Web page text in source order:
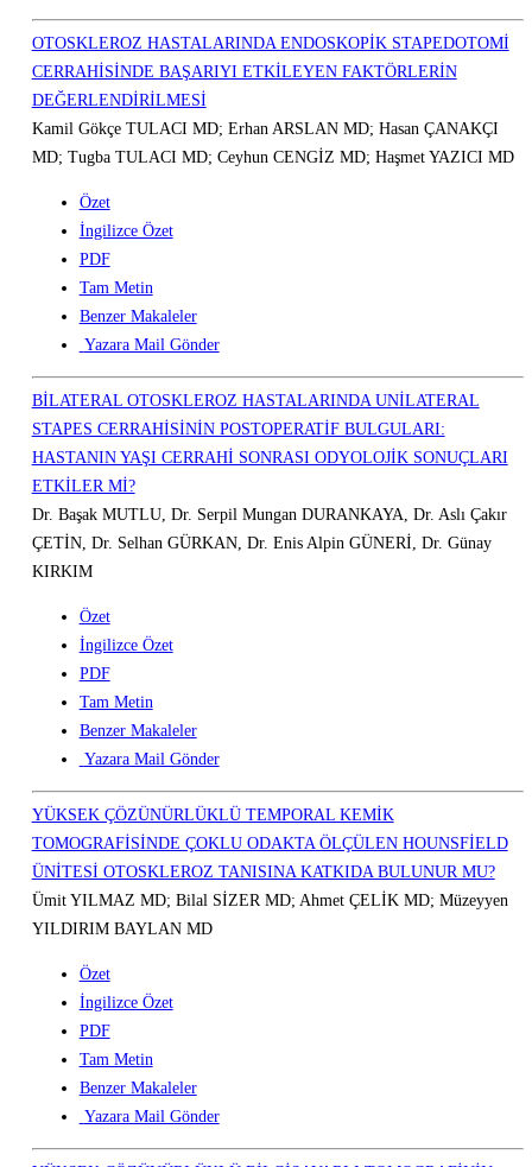
OTOSKLEROZ HASTALARINDA ENDOSKOPİK STAPEDOTOMİ
CERRAHİSİNDE BAŞARIYI ETKİLEYEN FAKTÖRLERİN
DEĞERLENDİRİLMESİ
Kamil Gökçe TULACI MD; Erhan ARSLAN MD; Hasan ÇANAKÇI
MD; Tugba TULACI MD; Ceyhun CENGİZ MD; Haşmet YAZICI MD
Özet
İngilizce Özet
PDF
Tam Metin
Benzer Makaleler
Yazara Mail Gönder
BİLATERAL OTOSKLEROZ HASTALARINDA UNİLATERAL
STAPES CERRAHİSİNİN POSTOPERATİF BULGULARI:
HASTANIN YAŞI CERRAHİ SONRASI ODYOLOJİK SONUÇLARI
ETKİLER Mİ?
Dr. Başak MUTLU, Dr. Serpil Mungan DURANKAYA, Dr. Aslı Çakır
ÇETİN, Dr. Selhan GÜRKAN, Dr. Enis Alpin GÜNERİ, Dr. Günay
KIRKIM
Özet
İngilizce Özet
PDF
Tam Metin
Benzer Makaleler
Yazara Mail Gönder
YÜKSEK ÇÖZÜNÜRLÜKLÜ TEMPORAL KEMİK
TOMOGRAFİSİNDE ÇOKLU ODAKTA ÖLÇÜLEN HOUNSFİELD
ÜNİTESİ OTOSKLEROZ TANISINA KATKIDA BULUNUR MU?
Ümit YILMAZ MD; Bilal SİZER MD; Ahmet ÇELİK MD; Müzeyyen
YILDIRIM BAYLAN MD
Özet
İngilizce Özet
PDF
Tam Metin
Benzer Makaleler
Yazara Mail Gönder